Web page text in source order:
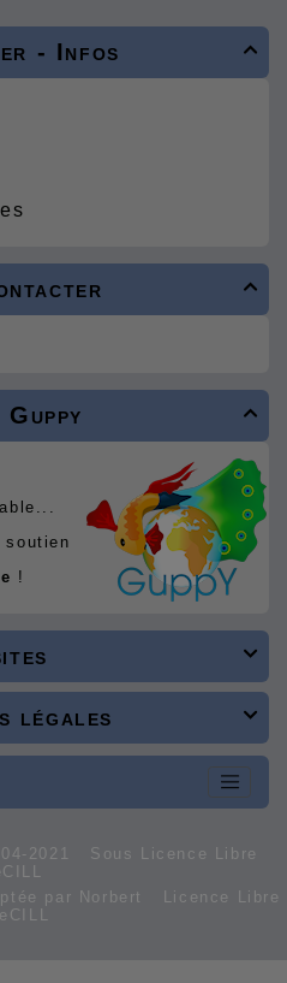

- Infos


soutien
!


légales
2021
Sous Licence Libre
par Norbert
Licence Libre